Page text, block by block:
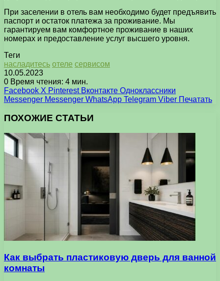
При заселении в отель вам необходимо будет предъявить
паспорт и остаток платежа за проживание. Мы
гарантируем вам комфортное проживание в наших
номерах и предоставление услуг высшего уровня.
Теги
насладитесь отеле сервисом
10.05.2023
0 Время чтения: 4 мин.
Facebook X Pinterest Вконтакте Одноклассники
Messenger Messenger WhatsApp Telegram Viber Печатать
ПОХОЖИЕ СТАТЬИ
Как выбрать пластиковую дверь для ванной
комнаты